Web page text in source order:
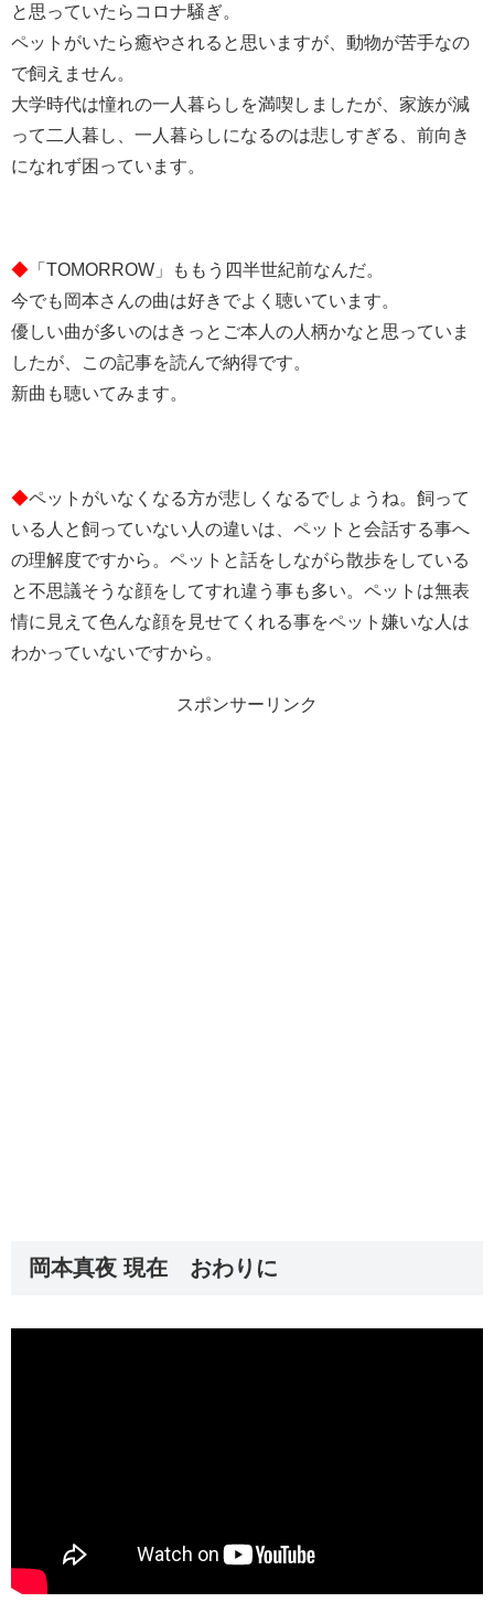
と思っていたらコロナ騒ぎ。
ペットがいたら癒やされると思いますが、動物が苦手なの
で飼えません。
大学時代は憧れの一人暮らしを満喫しましたが、家族が減
って二人暮し、一人暮らしになるのは悲しすぎる、前向き
になれず困っています。
◆ 「TOMORROW」ももう四半世紀前なんだ。
今でも岡本さんの曲は好きでよく聴いています。
優しい曲が多いのはきっとご本人の人柄かなと思っていま
したが、この記事を読んで納得です。
新曲も聴いてみます。
◆ペットがいなくなる方が悲しくなるでしょうね。飼って
いる人と飼っていない人の違いは、ペットと会話する事へ
の理解度ですから。ペットと話をしながら散歩をしている
と不思議そうな顔をしてすれ違う事も多い。ペットは無表
情に見えて色んな顔を見せてくれる事をペット嫌いな人は
わかっていないですから。
スポンサーリンク
岡本真夜 現在 おわりに